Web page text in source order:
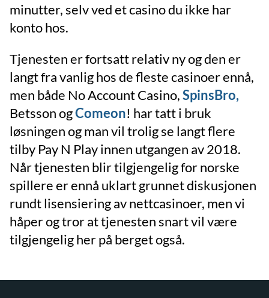
minutter, selv ved et casino du ikke har
konto hos.
Tjenesten er fortsatt relativ ny og den er
langt fra vanlig hos de fleste casinoer ennå,
men både No Account Casino,SpinsBro,
Betsson ogComeon! har tatt i bruk
løsningen og man vil trolig se langt flere
tilby Pay N Play innen utgangen av 2018.
Når tjenesten blir tilgjengelig for norske
spillere er ennå uklart grunnet diskusjonen
rundt lisensiering av nettcasinoer, men vi
håper og tror at tjenesten snart vil være
tilgjengelig her på berget også.